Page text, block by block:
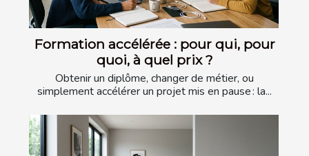
Formation accélérée : pour qui, pour
quoi, à quel prix ?
Obtenir un diplôme, changer de métier, ou
simplement accélérer un projet mis en pause : la...